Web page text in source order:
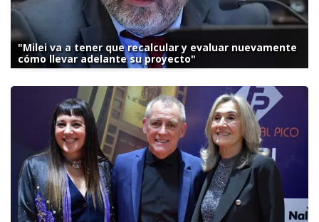
"Milei va a tener que recalcular y evaluar nuevamente
cómo llevar adelante su proyecto"